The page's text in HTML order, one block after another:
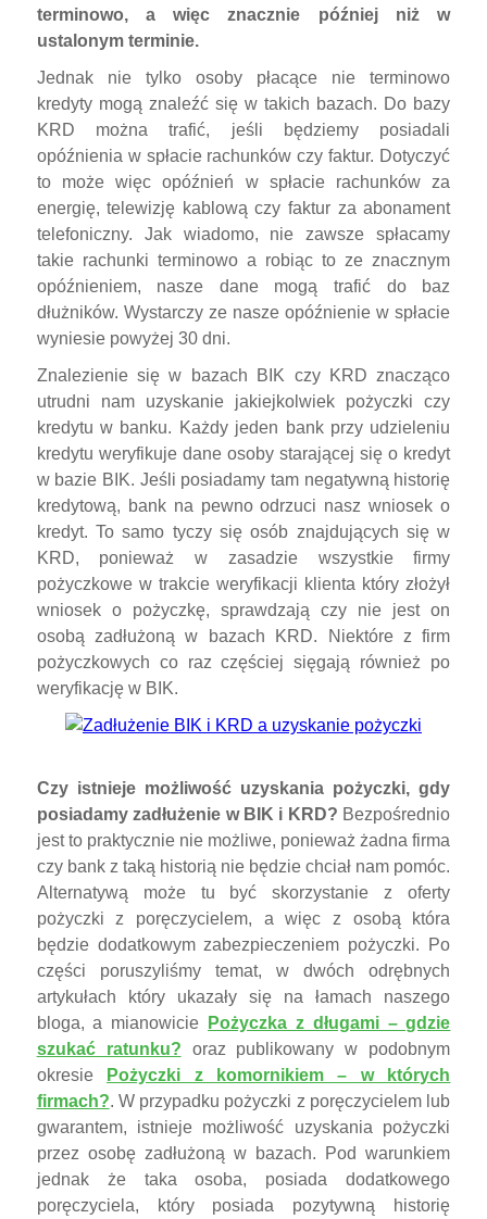
terminowo, a więc znacznie później niż w
ustalonym terminie.
Jednak nie tylko osoby płacące nie terminowo
kredyty mogą znaleźć się w takich bazach. Do bazy
KRD można trafić, jeśli będziemy posiadali
opóźnienia w spłacie rachunków czy faktur. Dotyczyć
to może więc opóźnień w spłacie rachunków za
energię, telewizję kablową czy faktur za abonament
telefoniczny. Jak wiadomo, nie zawsze spłacamy
takie rachunki terminowo a robiąc to ze znacznym
opóźnieniem, nasze dane mogą trafić do baz
dłużników. Wystarczy ze nasze opóźnienie w spłacie
wyniesie powyżej 30 dni.
Znalezienie się w bazach BIK czy KRD znacząco
utrudni nam uzyskanie jakiejkolwiek pożyczki czy
kredytu w banku. Każdy jeden bank przy udzieleniu
kredytu weryfikuje dane osoby starającej się o kredyt
w bazie BIK. Jeśli posiadamy tam negatywną historię
kredytową, bank na pewno odrzuci nasz wniosek o
kredyt. To samo tyczy się osób znajdujących się w
KRD, ponieważ w zasadzie wszystkie firmy
pożyczkowe w trakcie weryfikacji klienta który złożył
wniosek o pożyczkę, sprawdzają czy nie jest on
osobą zadłużoną w bazach KRD. Niektóre z firm
pożyczkowych co raz częściej sięgają również po
weryfikację w BIK.
Czy istnieje możliwość uzyskania pożyczki, gdy
posiadamy zadłużenie w BIK i KRD? Bezpośrednio
jest to praktycznie nie możliwe, ponieważ żadna firma
czy bank z taką historią nie będzie chciał nam pomóc.
Alternatywą może tu być skorzystanie z oferty
pożyczki z poręczycielem, a więc z osobą która
będzie dodatkowym zabezpieczeniem pożyczki. Po
części poruszyliśmy temat, w dwóch odrębnych
artykułach który ukazały się na łamach naszego
bloga, a mianowicie
Pożyczka z długami – gdzie
szukać ratunku? oraz publikowany w podobnym
okresie
Pożyczki z komornikiem – w których
firmach?. W przypadku pożyczki z poręczycielem lub
gwarantem, istnieje możliwość uzyskania pożyczki
przez osobę zadłużoną w bazach. Pod warunkiem
jednak że taka osoba, posiada dodatkowego
poręczyciela, który posiada pozytywną historię